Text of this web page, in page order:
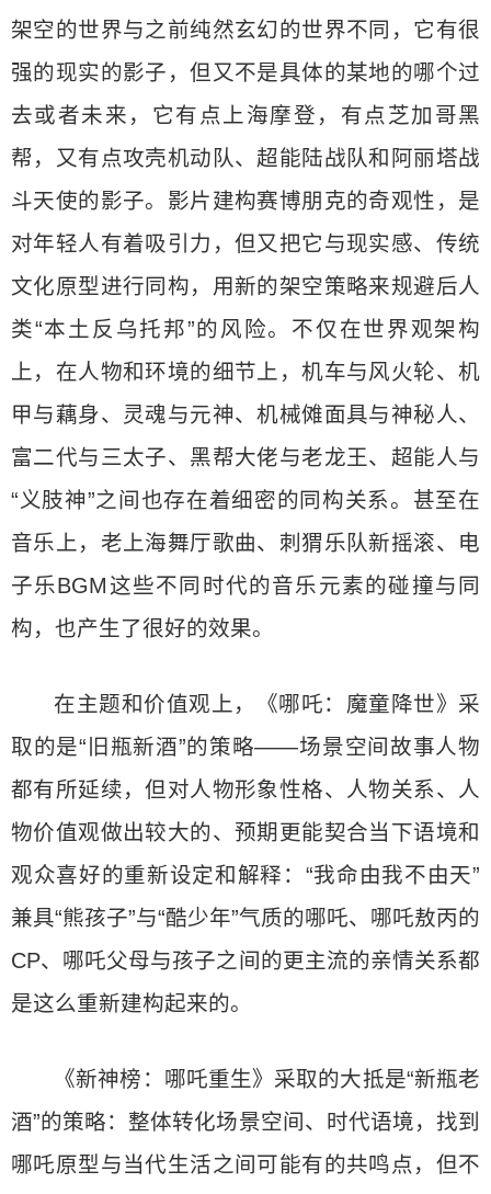
架空的世界与之前纯然玄幻的世界不同，它有很
强的现实的影子，但又不是具体的某地的哪个过
去或者未来，它有点上海摩登，有点芝加哥黑
帮，又有点攻壳机动队、超能陆战队和阿丽塔战
斗天使的影子。影片建构赛博朋克的奇观性，是
对年轻人有着吸引力，但又把它与现实感、传统
文化原型进行同构，用新的架空策略来规避后人
类“本土反乌托邦”的风险。不仅在世界观架构
上，在人物和环境的细节上，机车与风火轮、机
甲与藕身、灵魂与元神、机械傩面具与神秘人、
富二代与三太子、黑帮大佬与老龙王、超能人与
“义肢神”之间也存在着细密的同构关系。甚至在
音乐上，老上海舞厅歌曲、刺猬乐队新摇滚、电
子乐BGM这些不同时代的音乐元素的碰撞与同
构，也产生了很好的效果。
在主题和价值观上，《哪吒：魔童降世》采
取的是“旧瓶新酒”的策略——场景空间故事人物
都有所延续，但对人物形象性格、人物关系、人
物价值观做出较大的、预期更能契合当下语境和
观众喜好的重新设定和解释：“我命由我不由天”
兼具“熊孩子”与“酷少年”气质的哪吒、哪吒敖丙的
CP、哪吒父母与孩子之间的更主流的亲情关系都
是这么重新建构起来的。
《新神榜：哪吒重生》采取的大抵是“新瓶老
酒”的策略：整体转化场景空间、时代语境，找到
哪吒原型与当代生活之间可能有的共鸣点，但不